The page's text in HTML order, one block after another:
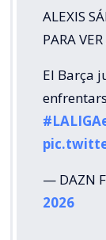
ALEXIS
PARA
El Barça
— DAZN
2026